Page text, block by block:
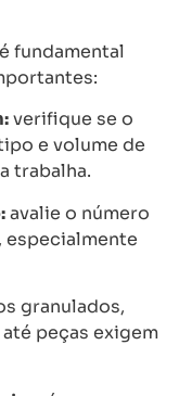
fundamental
verifique se o
e volume de
trabalha.
avalie o número
especialmente
granulados,
peças exigem